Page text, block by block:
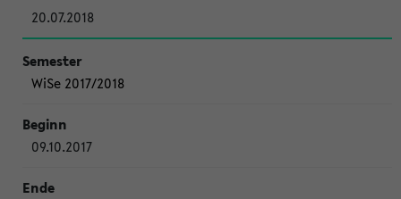
20.07.2018
WiSe 2017/2018
09.10.2017